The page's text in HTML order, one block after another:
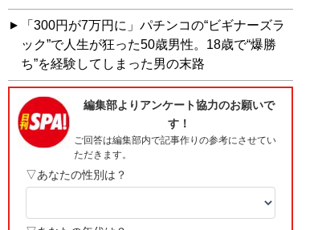
「300円が7万円に」パチンコの“ビギナーズラ
ック”で人生が狂った50歳男性。18歳で“爆勝
ち”を経験してしまった男の末路